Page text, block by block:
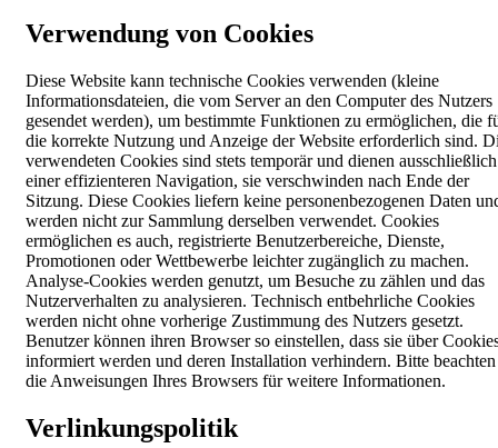
Verwendung von Cookies
Diese Website kann technische Cookies verwenden (kleine
Informationsdateien, die vom Server an den Computer des Nutzers
gesendet werden), um bestimmte Funktionen zu ermöglichen, die
die korrekte Nutzung und Anzeige der Website erforderlich sind.
verwendeten Cookies sind stets temporär und dienen ausschließlich
einer effizienteren Navigation, sie verschwinden nach Ende der
Sitzung. Diese Cookies liefern keine personenbezogenen Daten
werden nicht zur Sammlung derselben verwendet. Cookies
ermöglichen es auch, registrierte Benutzerbereiche, Dienste,
Promotionen oder Wettbewerbe leichter zugänglich zu machen.
Analyse-Cookies werden genutzt, um Besuche zu zählen und das
Nutzerverhalten zu analysieren. Technisch entbehrliche Cookies
werden nicht ohne vorherige Zustimmung des Nutzers gesetzt.
Benutzer können ihren Browser so einstellen, dass sie über
informiert werden und deren Installation verhindern. Bitte
die Anweisungen Ihres Browsers für weitere Informationen.
Verlinkungspolitik